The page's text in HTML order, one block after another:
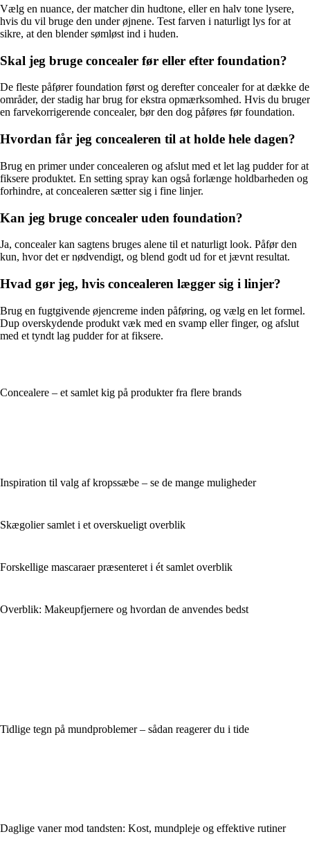
Vælg en nuance, der matcher din hudtone, eller en halv tone lysere,
hvis du vil bruge den under øjnene. Test farven i naturligt lys for at
sikre, at den blender sømløst ind i huden.
Skal jeg bruge concealer før eller efter foundation?
De fleste påfører foundation først og derefter concealer for at dække de
områder, der stadig har brug for ekstra opmærksomhed. Hvis du bruger
en farvekorrigerende concealer, bør den dog påføres før foundation.
Hvordan får jeg concealeren til at holde hele dagen?
Brug en primer under concealeren og afslut med et let lag pudder for at
fiksere produktet. En setting spray kan også forlænge holdbarheden og
forhindre, at concealeren sætter sig i fine linjer.
Kan jeg bruge concealer uden foundation?
Ja, concealer kan sagtens bruges alene til et naturligt look. Påfør den
kun, hvor det er nødvendigt, og blend godt ud for et jævnt resultat.
Hvad gør jeg, hvis concealeren lægger sig i linjer?
Brug en fugtgivende øjencreme inden påføring, og vælg en let formel.
Dup overskydende produkt væk med en svamp eller finger, og afslut
med et tyndt lag pudder for at fiksere.
Concealere – et samlet kig på produkter fra flere brands
Inspiration til valg af kropssæbe – se de mange muligheder
Skægolier samlet i et overskueligt overblik
Forskellige mascaraer præsenteret i ét samlet overblik
Overblik: Makeupfjernere og hvordan de anvendes bedst
Tidlige tegn på mundproblemer – sådan reagerer du i tide
Daglige vaner mod tandsten: Kost, mundpleje og effektive rutiner